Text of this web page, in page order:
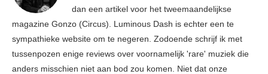
dan een artikel voor het tweemaandelijkse
magazine Gonzo (Circus). Luminous Dash is echter een te
sympathieke website om te negeren. Zodoende schrijf ik met
tussenpozen enige reviews over voornamelijk 'rare' muziek die
anders misschien niet aan bod zou komen. Niet dat onze